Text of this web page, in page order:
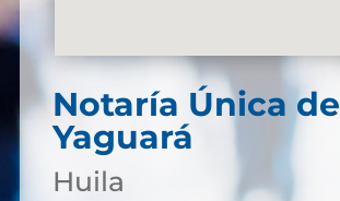
Notaría Única de
Yaguará
Huila